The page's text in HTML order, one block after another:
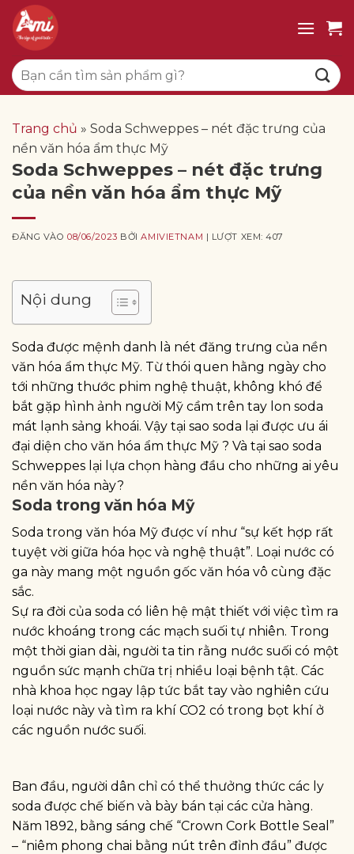
qua
dung
Tìm
kiếm:
Trang chủ » Soda Schweppes – nét đặc trưng của
nền văn hóa ẩm thực Mỹ
Soda Schweppes – nét đặc trưng
của nền văn hóa ẩm thực Mỹ
ĐĂNG VÀO08/06/2023 BỞIAMIVIETNAM | LƯỢT XEM: 407
Nội dung
Soda được mệnh danh là nét đăng trưng của nền
văn hóa ẩm thực Mỹ. Từ thói quen hằng ngày cho
tới những thước phim nghệ thuật, không khó để
bắt gặp hình ảnh người Mỹ cầm trên tay lon soda
mát lạnh sảng khoái. Vậy tại sao soda lại được ưu ái
đại diện cho văn hóa ẩm thực Mỹ ? Và tại sao soda
Schweppes lại lựa chọn hàng đầu cho những ai yêu
nền văn hóa này?
Soda trong văn hóa Mỹ
Soda trong văn hóa Mỹ được ví như “sự kết hợp rất
tuyệt vời giữa hóa học và nghệ thuật”. Loại nước có
ga này mang một nguồn gốc văn hóa vô cùng đặc
sắc.
Sự ra đời của soda có liên hệ mật thiết với việc tìm ra
nước khoáng trong các mạch suối tự nhiên. Trong
một thời gian dài, người ta tin rằng nước suối có một
nguồn sức mạnh chữa trị nhiều loại bệnh tật. Các
nhà khoa học ngay lập tức bắt tay vào nghiên cứu
loại nước này và tìm ra khí CO2 có trong bọt khí ở
các nguồn nước suối.
Ban đầu, người dân chỉ có thể thưởng thức các ly
soda được chế biến và bày bán tại các cửa hàng.
Năm 1892, bằng sáng chế “Crown Cork Bottle Seal”
– “niêm phong chai bằng nút trên đỉnh đầu” được